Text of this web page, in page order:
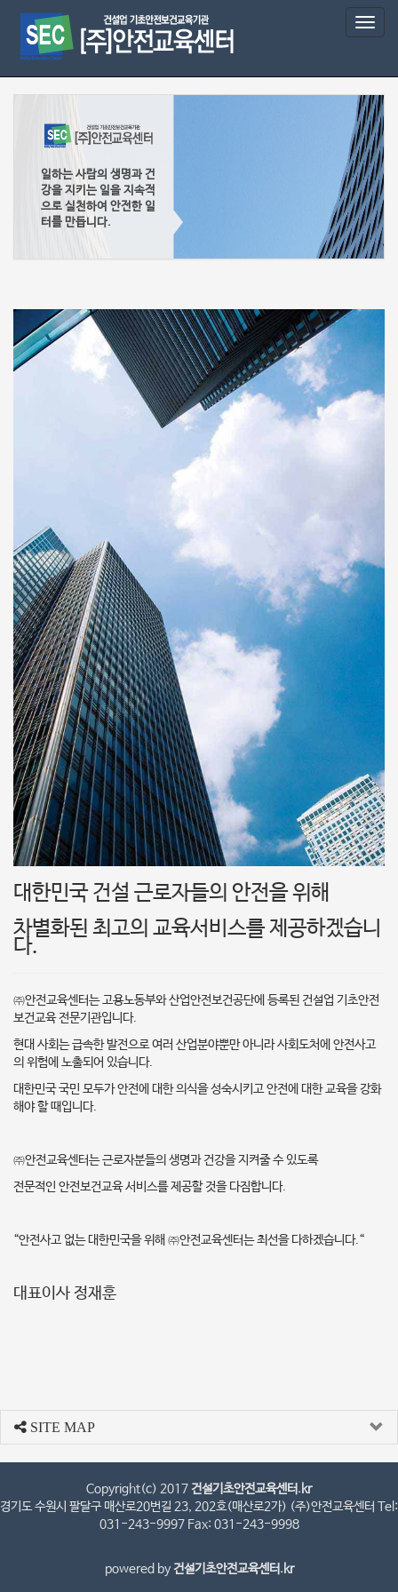
T
o
g
l
e
n
a
v
i
g
a
t
i
일하는 사람의 생명과 건
강을 지키는 일을 지속적
으로 실천하여 안전한 일
터를 만듭니다.
대한민국 건설 근로자들의 안전을 위해
차별화된 최고의 교육서비스를 제공하겠습니
다.
㈜​안전교육센터는 고용노동부와 산업안전보건공단에 등록된 건설업 기초안전
보건교육 전문기관입니다.
현대 사회는 급속한 발전으로 여러 산업분야뿐만 아니라 사회도처에 안전사고
의 위험에 노출되어 있습니다.
대한민국 국민 모두가 안전에 대한 의식을 성숙시키고 안전에 대한 교육을 강화
해야 할 때입니다.
㈜​안전교육센터는​ 근로자분들의 생명과 건강을 지켜줄 수 있도록
전문적인 안전보건교육 서비스를 제공할 것을 다짐합니다.
“안전사고 없는 대한민국을 위해 ㈜​안전교육센터는​ 최선을 다하겠습니다.“
대표이사 정재훈
SITE MAP
Copyright(c) 2017건설기초안전교육센터.kr
경기도 수원시 팔달구 매산로20번길 23, 202호(매산로2가) (주)안전교육센터 Tel:
031-243-9997 Fax: 031-243-9998
powered by건설기초안전교육센터.kr